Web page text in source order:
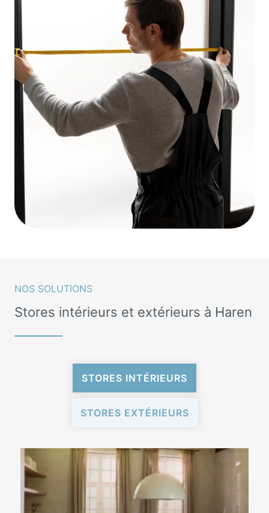
NOS SOLUTIONS
Stores intérieurs et extérieurs à Haren
STORES INTÉRIEURS
STORES EXTÉRIEURS